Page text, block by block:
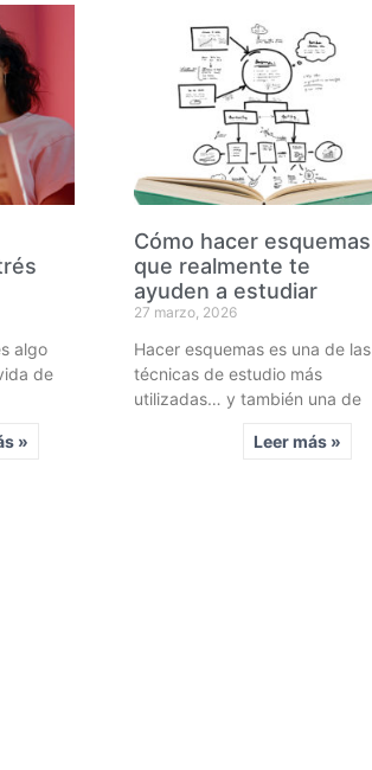
algo
de
»
Cómo hacer esquemas
que realmente te
ayuden a estudiar
27 marzo, 2026
Hacer esquemas es una de las
técnicas de estudio más
utilizadas… y también una de
Leer más »